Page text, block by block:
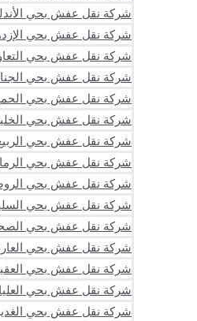
شركة نقل عفش بحي الأندلس
شركة نقل عفش بحي الإزدهار
شركة نقل عفش بحي التعاون
شركة نقل عفش بحي الجنادرية
شركة نقل عفش بحي الحمراء
شركة نقل عفش بحي الخليج
شركة نقل عفش بحي الربيع
شركة نقل عفش بحي الرمال
شركة نقل عفش بحي الروضة
شركة نقل عفش بحي السليمانية
شركة نقل عفش بحي الصحافة
شركة نقل عفش بحي العارض
شركة نقل عفش بحي العقيق
شركة نقل عفش بحي العليا بالرياض
شركة نقل عفش بحي الغدير